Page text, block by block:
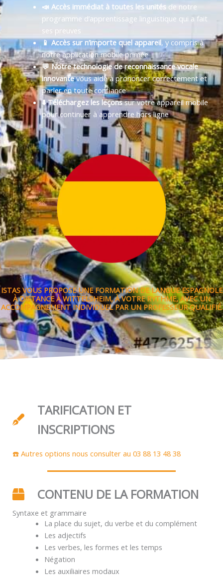
📣 Accès immédiat à toutes les unitésde notre
programme d’apprentissage linguistique qui a fait
ses preuves
📱 Accès sur n’importe quel appareil, y compris à
notre application mobile primée
💬 Notre technologie de reconnaissance vocale
innovantevous aide à prononcer correctement et
parler en toute confiance
⬇️ Téléchargez les leçonssur votre appareil mobile
pour continuer à apprendre hors ligne
ISTAS VOUS PROPOSE UNE FORMATION DE LANGUE ESPAGNOLE
À DISTANCE À WITTELSHEIM, À VOTRE RYTHME, AVEC UN
ACCOMPAGNEMENT INDIVIDUEL PAR UN PROFESSEUR QUALIFIÉ.
TARIFICATION ET
INSCRIPTIONS
☎️ Autres options nous consulter au 03 88 13 48 38
CONTENU DE LA FORMATION
Syntaxe et grammaire
La place du sujet, du verbe et du complément
Les adjectifs
Les verbes, les formes et les temps
Négation
Les auxiliaires modaux